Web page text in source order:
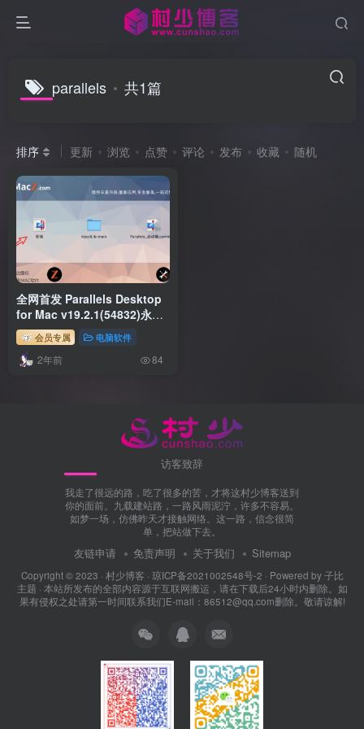
parallels 共1篇
排序 更新 浏览 点赞 评论 发布 收藏 随机
全网首发 Parallels Desktop
for Mac v19.2.1(54832)永久
直破解商业版 支持intel/M1/2
pd虚拟机
会员专属 电脑软件
2年前 84
访客致辞
我走了很远的路，吃了很多的苦，才将这村少博客送到
你的面前。九载建站路，一路风雨泥泞，许多不容易。
如梦一场，仿佛昨天才接触网络。这一路，信念很简
单，把站做下去。
友链申请 免责声明 关于我们 Sitemap
Copyright © 2023 · 村少博客 · 琼ICP备2021002548号-2 · Powered by子比
主题 · 本站所发布的全部内容源于互联网搬运，请在下载后24小时内删除。如
果有侵权之处请第一时间联系我们E-mail：86512@qq.com删除。敬请谅解!